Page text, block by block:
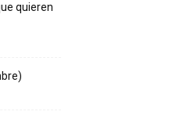
quieren